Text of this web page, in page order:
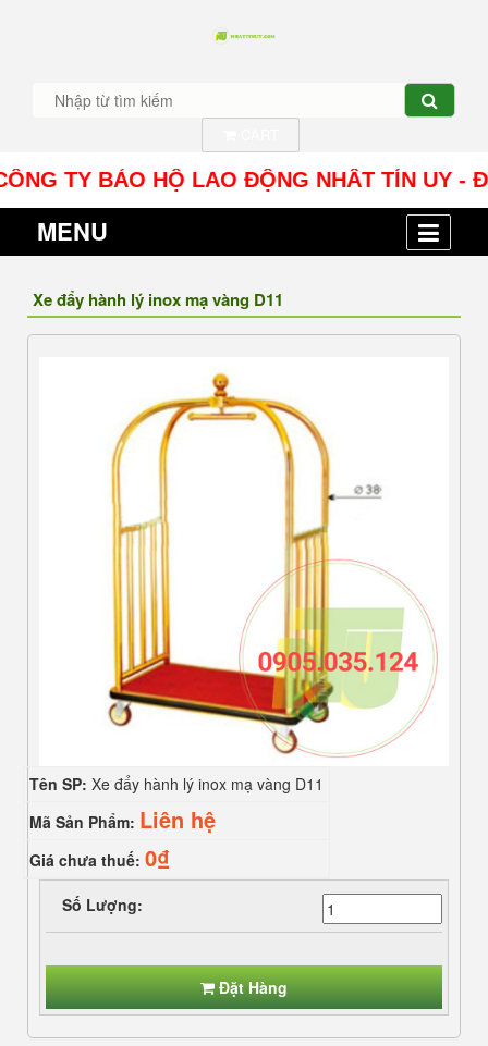
TY BẢO HỘ LAO ĐỘNG NHÂT TÍN UY -
MENU
Xe đẩy hành lý inox mạ vàng D11
Tên SP: Xe đẩy hành lý inox mạ vàng D11
Mã Sản Phẩm: Liên hệ
Giá chưa thuế: 0₫
Số Lượng:
Đặt Hàng